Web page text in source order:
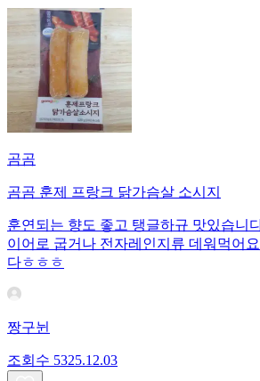
곰곰
곰곰 훈제 프랑크 닭가슴살 소시지
훈연되는 향도 좋고 탱글하규 맛있습니
이어로 굽거나 전자레인지류 데워먹어
다ㅎㅎㅎ
짱구뉜
조회수 5325.12.03